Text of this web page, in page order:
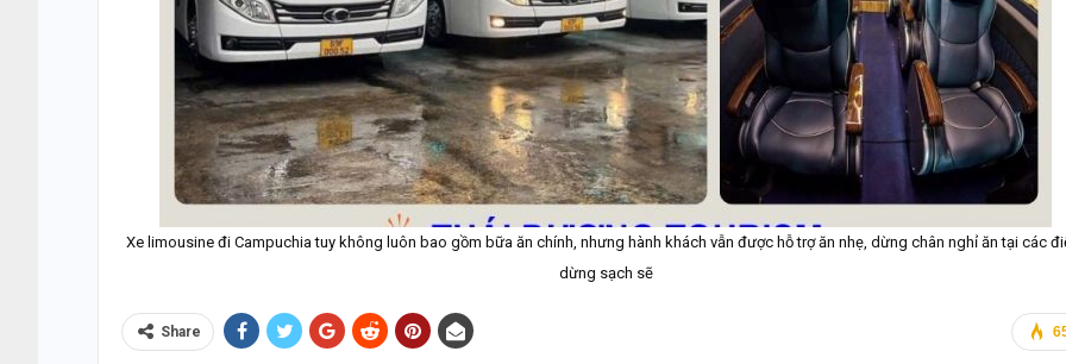
Xe limousine đi Campuchia tuy không luôn bao gồm bữa ăn chính, nhưng hành khách vẫn được hỗ trợ ăn nhẹ, dừng chân nghỉ ăn tại các
dừng sạch sẽ
Share